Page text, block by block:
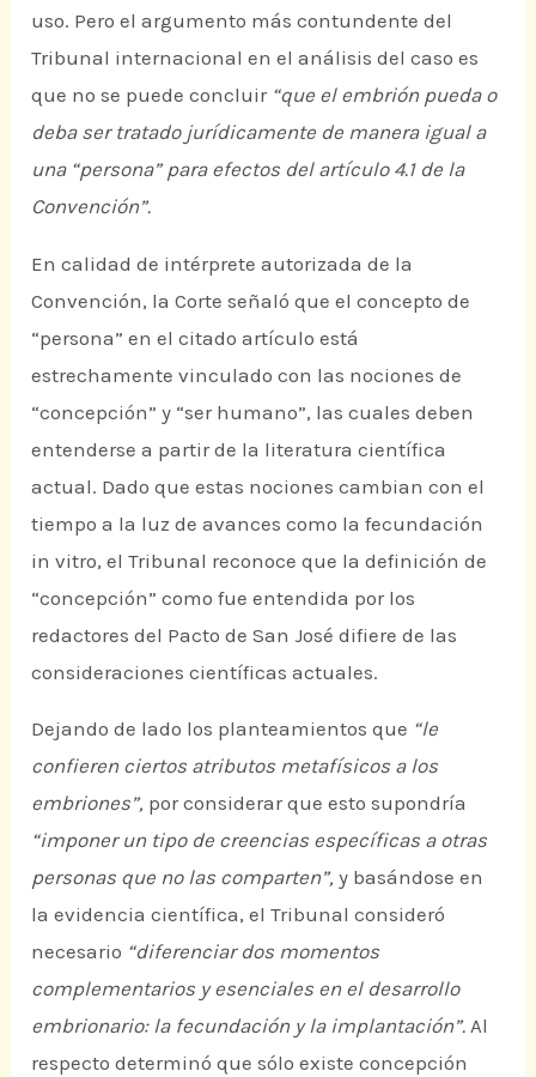
uso. Pero el argumento más contundente del
Tribunal internacional en el análisis del caso es
que no se puede concluir “que el embrión pueda o
deba ser tratado jurídicamente de manera igual a
una “persona” para efectos del artículo 4.1 de la
Convención”.
En calidad de intérprete autorizada de la
Convención, la Corte señaló que el concepto de
“persona” en el citado artículo está
estrechamente vinculado con las nociones de
“concepción” y “ser humano”, las cuales deben
entenderse a partir de la literatura científica
actual. Dado que estas nociones cambian con el
tiempo a la luz de avances como la fecundación
in vitro, el Tribunal reconoce que la definición de
“concepción” como fue entendida por los
redactores del Pacto de San José difiere de las
consideraciones científicas actuales.
Dejando de lado los planteamientos que “le
confieren ciertos atributos metafísicos a los
embriones”, por considerar que esto supondría
“imponer un tipo de creencias específicas a otras
personas que no las comparten”, y basándose en
la evidencia científica, el Tribunal consideró
necesario “diferenciar dos momentos
complementarios y esenciales en el desarrollo
embrionario: la fecundación y la implantación”. Al
respecto determinó que sólo existe concepción